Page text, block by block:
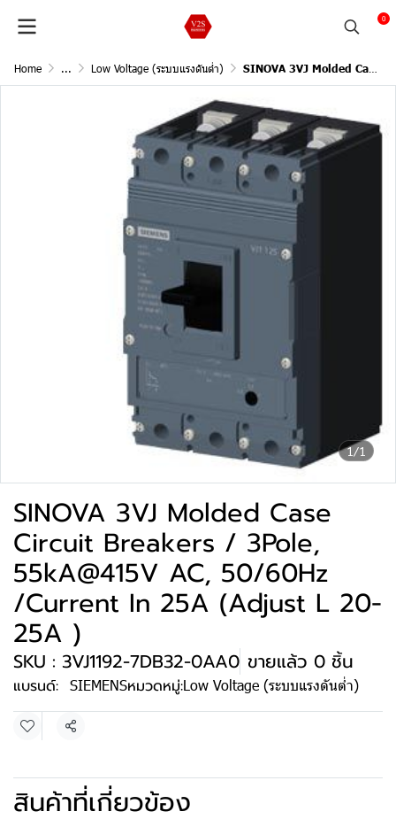
0
Home ... Low Voltage (ระบบแรงดันต่ำ) SINOVA 3VJ Molded Case Circuit Breakers / 3Pole, 55kA@415V AC, 50/60Hz /Current In 25A (Adjust L 20-25A )
1/1
SINOVA 3VJ Molded Case
Circuit Breakers / 3Pole,
55kA@415V AC, 50/60Hz
/Current In 25A (Adjust L 20-
25A )
SKU : 3VJ1192-7DB32-0AA0 ขายแล้ว 0 ชิ้น
แบรนด์: SIEMENSหมวดหมู่:Low Voltage (ระบบแรงดันต่ำ)
แชร์
สินค้าที่เกี่ยวข้อง